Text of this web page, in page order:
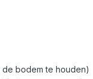
bodem te houden)